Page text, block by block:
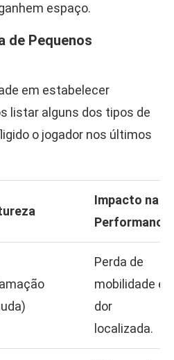
espaço.
de Pequenos
em estabelecer
listar alguns dos tipos de
o jogador nos últimos
Impacto na
Performance
Perda de
mobilidade e
dor
localizada.